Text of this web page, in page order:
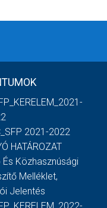
2021-2022
HATÁROZAT
Közhasznúsági
Melléklet,
Jelentés